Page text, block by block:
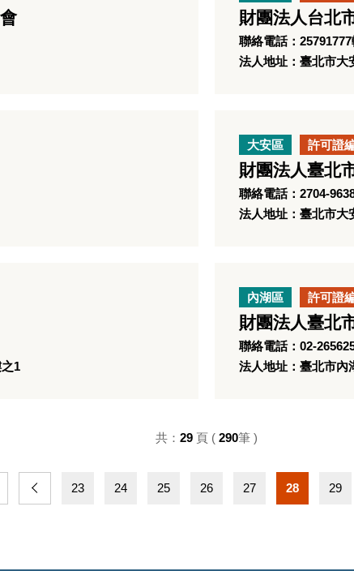
財團法人台北
聯絡電話：
法人地址：臺北市大
大安區 許可證
財團法人臺北
聯絡電話：2704-
法人地址：臺北市大
1
內湖區 許可證
財團法人臺北
聯絡電話：02-
法人地址：臺北市內
23 24 25 26 27 28 29
共： 29 頁 ( 290筆 )